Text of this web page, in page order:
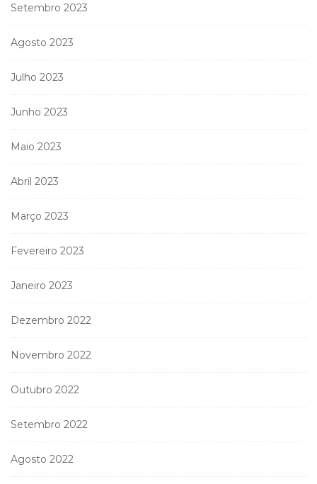
Setembro 2023
Agosto 2023
Julho 2023
Junho 2023
Maio 2023
Abril 2023
Março 2023
Fevereiro 2023
Janeiro 2023
Dezembro 2022
Novembro 2022
Outubro 2022
Setembro 2022
Agosto 2022